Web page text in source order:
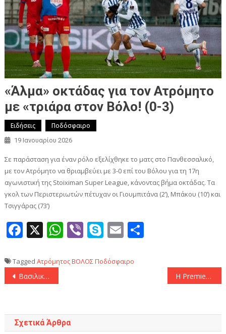
«Άλμα» οκτάδας για τον Ατρόμητο
με «τριάρα στον Βόλο! (0-3)
Ειδήσεις Ποδόσφαιρο
19 Ιανουαρίου 2026
Σε παράσταση για έναν ρόλο εξελίχθηκε το ματς στο Πανθεσσαλικό,
με τον Ατρόμητο να θριαμβεύει με 3-0 επί του Βόλου για τη 17η
αγωνιστική της Stoiximan Super League, κάνοντας βήμα οκτάδας. Τα
γκολ των Περιστεριωτών πέτυχαν οι Γιουμπιτάνα (2’), Μπάκου (10’) και
Τσιγγάρας (73’)
Facebook
X WhatsApp
ViberSkype
Email
Tagged ΑτρόμητοςΒΟΛΟΣΠοδόσφαιρο
Πλοήγηση
Βασιλική υποδοχή για τα Λιοντάρια του Άτλαντα Η Premier League υποκλίθηκε στο ψαλιδάκι – αριστούργημα του Κωστούλα!
Σχετικά Άρθρα